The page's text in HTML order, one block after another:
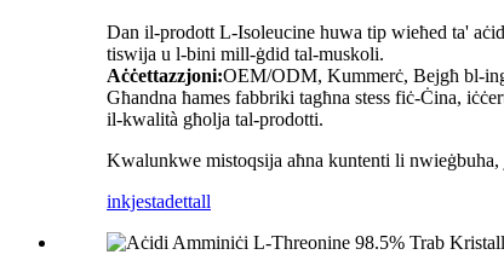
Dan il-prodott L-Isoleucine huwa tip wieħed ta'
tiswija u l-bini mill-ġdid tal-muskoli.
Aċċettazzjoni:OEM/ODM, Kummerċ, Bejgħ bl-
Għandna ħames fabbriki tagħna stess fiċ-Ċina,
il-kwalità għolja tal-prodotti.
Kwalunkwe mistoqsija aħna kuntenti li
inkjestadettall